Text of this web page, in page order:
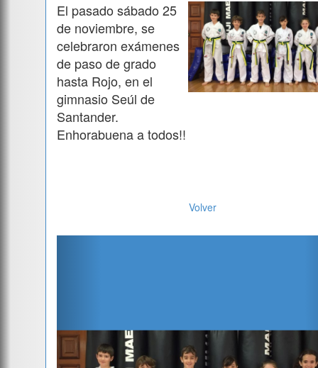
El pasado sábado 25
de noviembre, se
celebraron exámenes
de paso de grado
hasta Rojo, en el
gimnasio Seúl de
Santander.
Enhorabuena a todos!!
Volver